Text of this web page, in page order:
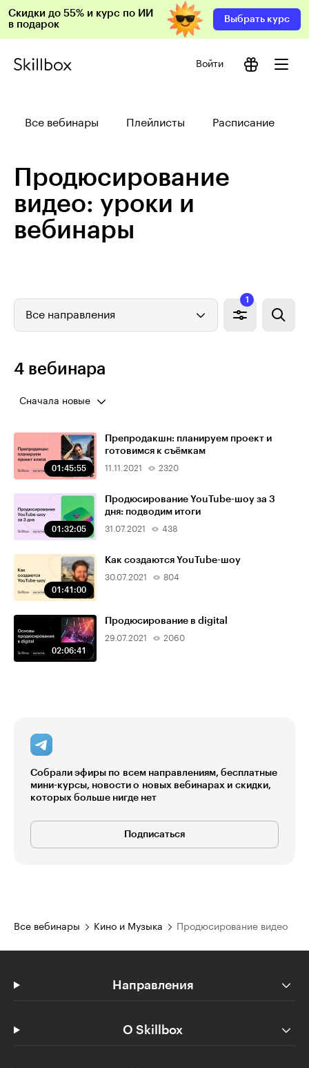
Скидки до 55% и курс по ИИ
в подарок
Выбрать курс
Войти
Все вебинары Плейлисты Расписание
Продюсирование
видео: уроки и
вебинары
Все направления
1
4 вебинара
Сначала новые
01:45:55
Препродакшн: планируем проект и
готовимся к съёмкам
11.11.2021 2320
01:32:05
Продюсирование YouTube-шоу за 3
дня: подводим итоги
31.07.2021 438
01:41:00
Как создаются YouTube-шоу
30.07.2021 804
02:06:41
Продюсирование в digital
29.07.2021 2060
Собрали эфиры по всем направлениям, бесплатные
мини-курсы, новости о новых вебинарах и скидки,
которых больше нигде нет
Подписаться
Все вебинары Кино и Музыка Продюсирование видео
Направления
О Skillbox